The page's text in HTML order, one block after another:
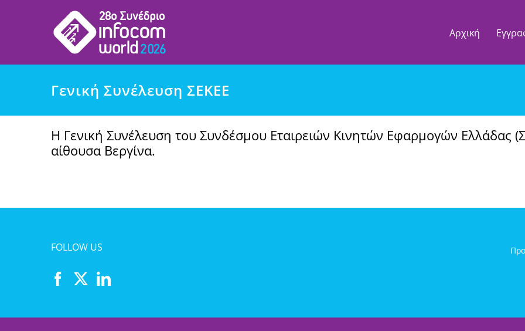
Αρχική
Γενική Συνέλευση ΣΕΚΕΕ
Η Γενική Συνέλευση του Συνδέσμου Εταιρειών Κινητών Εφαρμογών Ελλάδας
αίθουσα Βεργίνα.
FOLLOW US